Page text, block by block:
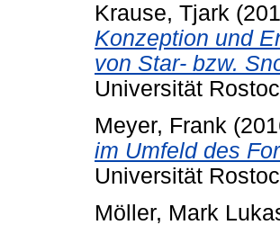
Krause, Tjark
Konzeption und
von Star- bzw.
Universität
Meyer, Frank
im Umfeld des
Universität
Möller, Mark